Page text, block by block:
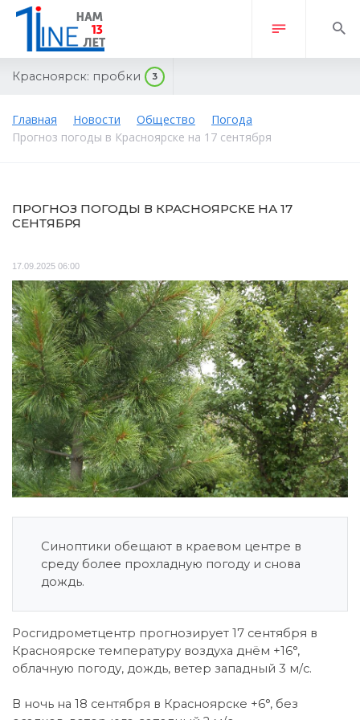
Красноярск: пробки 3
Главная Новости Общество
Погода
Прогноз погоды в Красноярске на 17 сентября
ПРОГНОЗ ПОГОДЫ В КРАСНОЯРСКЕ НА 17
СЕНТЯБРЯ
17.09.2025 06:00
Синоптики обещают в краевом центре в
среду более прохладную погоду и снова
дождь.
Росгидрометцентр прогнозирует 17 сентября в
Красноярске температуру воздуха днём +16°,
облачную погоду, дождь, ветер западный 3 м/с.
В ночь на 18 сентября в Красноярске +6°, без